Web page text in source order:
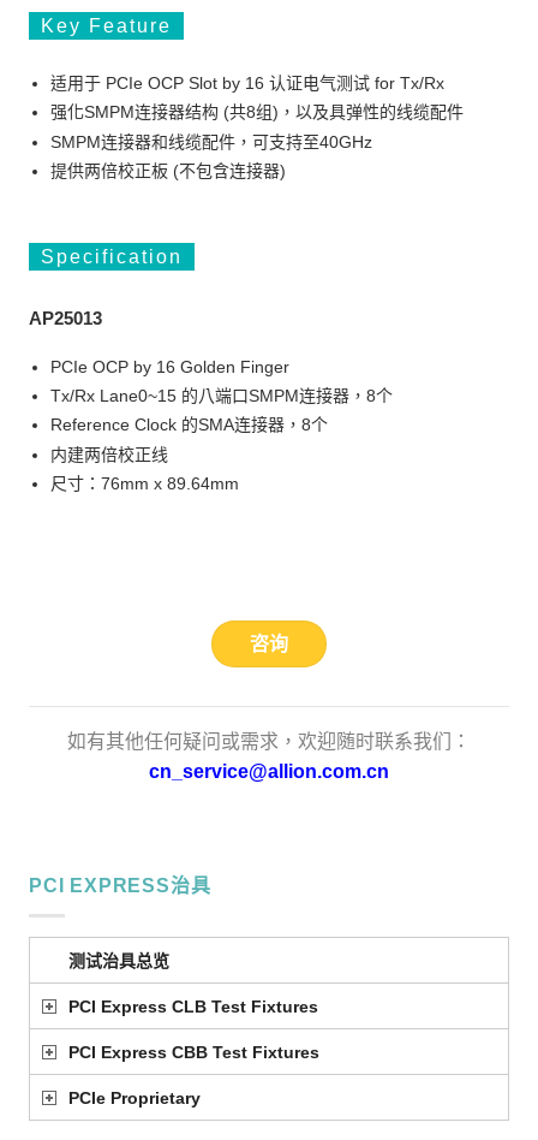
Key Feature
适用于 PCIe OCP Slot by 16 认证电气测试 for Tx/Rx
强化SMPM连接器结构 (共8组)，以及具弹性的线缆配件
SMPM连接器和线缆配件，可支持至40GHz
提供两倍校正板 (不包含连接器)
Specification
AP25013
PCIe OCP by 16 Golden Finger
Tx/Rx Lane0~15 的八端口SMPM连接器，8个
Reference Clock 的SMA连接器，8个
内建两倍校正线
尺寸：76mm x 89.64mm
咨询
如有其他任何疑问或需求，欢迎随时联系我们：
cn_service@allion.com.cn
PCI EXPRESS治具
测试治具总览
PCI Express CLB Test Fixtures
PCI Express CBB Test Fixtures
PCIe Proprietary